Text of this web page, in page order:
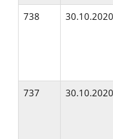
738
30.10.2020
737
30.10.2020